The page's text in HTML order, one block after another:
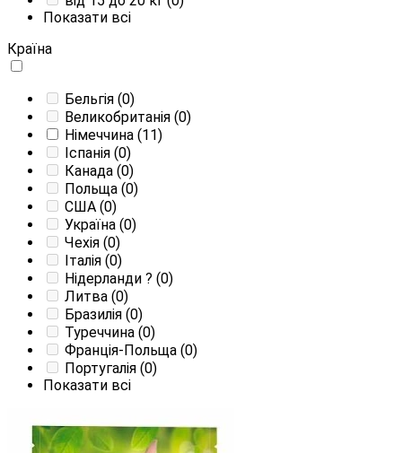
Показати всі
Країна
Бельгія (0)
Великобританія (0)
Німеччина (11)
Іспанія (0)
Канада (0)
Польща (0)
США (0)
Україна (0)
Чехія (0)
Італія (0)
Нідерланди ? (0)
Литва (0)
Бразилія (0)
Туреччина (0)
Франція-Польща (0)
Португалія (0)
Показати всі